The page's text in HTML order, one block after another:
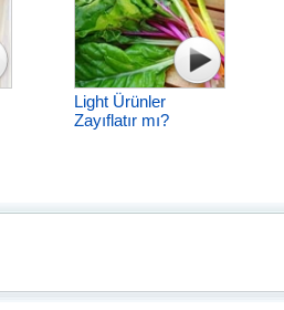
Light Ürünler
Zayıflatır mı?